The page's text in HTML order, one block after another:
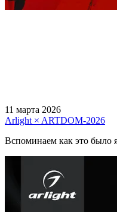
11 марта 2026
Arlight × ARTDOM-2026
Вспоминаем как это было